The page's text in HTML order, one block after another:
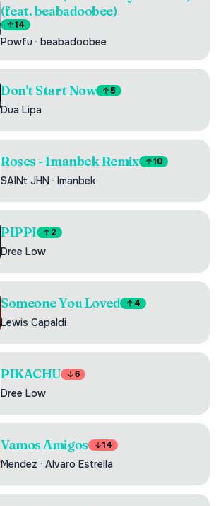
(feat. beabadoobee)
14
Powfu · beabadoobee
Don't Start Now 5
Dua Lipa
Roses - Imanbek Remix 10
SAINt JHN · Imanbek
PIPPI 2
Dree Low
Someone You Loved 4
Lewis Capaldi
PIKACHU 6
Dree Low
Vamos Amigos 14
Mendez · Alvaro Estrella